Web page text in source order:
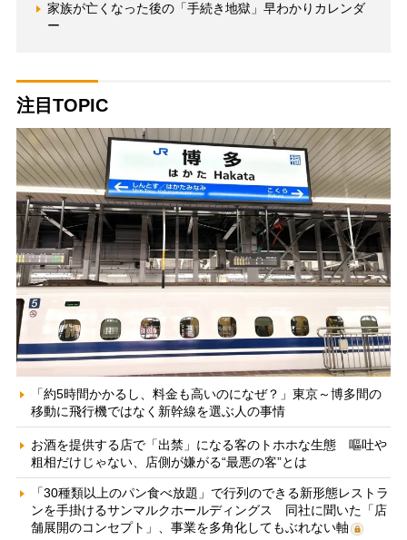
家族が亡くなった後の「手続き地獄」早わかりカレンダ
ー
注目TOPIC
「約5時間かかるし、料金も高いのになぜ？」東京～博多間の
移動に飛行機ではなく新幹線を選ぶ人の事情
お酒を提供する店で「出禁」になる客のトホホな生態 嘔吐や
粗相だけじゃない、店側が嫌がる“最悪の客”とは
「30種類以上のパン食べ放題」で行列のできる新形態レストラ
ンを手掛けるサンマルクホールディングス 同社に聞いた「店
舗展開のコンセプト」、事業を多角化してもぶれない軸